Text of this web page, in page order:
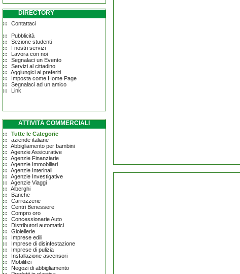
DIRECTORY
Contattaci
Pubblicità
Sezione studenti
I nostri servizi
Lavora con noi
Segnalaci un Evento
Servizi al cittadino
Aggiungici ai preferiti
Imposta come Home Page
Segnalaci ad un amico
Link
ATTIVITÀ COMMERCIALI
Tutte le Categorie
aziende italiane
Abbigliamento per bambini
Agenzie Assicurative
Agenzie Finanziarie
Agenzie Immobiliari
Agenzie Interinali
Agenzie Investigative
Agenzie Viaggi
Alberghi
Banche
Carrozzerie
Centri Benessere
Compro oro
Concessionarie Auto
Distributori automatici
Gioiellerie
Imprese edili
Imprese di disinfestazione
Imprese di pulizia
Installazione ascensori
Mobilifici
Negozi di abbigliamento